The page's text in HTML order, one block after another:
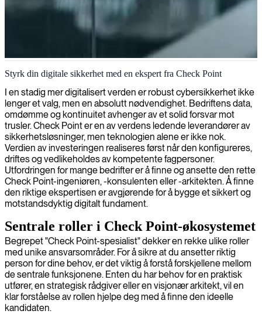
Checkpoint sikkerhetsprosjektering
Vi leverer ekspertkompetanse innen Checkpoint sikkerhetssystemer
for å beskytte dine nettverk, og sikrer et solid forsvar mot
cybertrusler med bransjens ledende ekspertise.
Styrk din digitale sikkerhet med en ekspert fra Check Point
I en stadig mer digitalisert verden er robust cybersikkerhet ikke
lenger et valg, men en absolutt nødvendighet. Bedriftens data,
omdømme og kontinuitet avhenger av et solid forsvar mot
trusler. Check Point er en av verdens ledende leverandører av
sikkerhetsløsninger, men teknologien alene er ikke nok.
Verdien av investeringen realiseres først når den konfigureres,
driftes og vedlikeholdes av kompetente fagpersoner.
Utfordringen for mange bedrifter er å finne og ansette den rette
Check Point-ingeniøren, -konsulenten eller -arkitekten. Å finne
den riktige ekspertisen er avgjørende for å bygge et sikkert og
motstandsdyktig digitalt fundament.
Sentrale roller i Check Point-økosystemet
Begrepet "Check Point-spesialist" dekker en rekke ulike roller
med unike ansvarsområder. For å sikre at du ansetter riktig
person for dine behov, er det viktig å forstå forskjellene mellom
de sentrale funksjonene. Enten du har behov for en praktisk
utfører, en strategisk rådgiver eller en visjonær arkitekt, vil en
klar forståelse av rollen hjelpe deg med å finne den ideelle
kandidaten.